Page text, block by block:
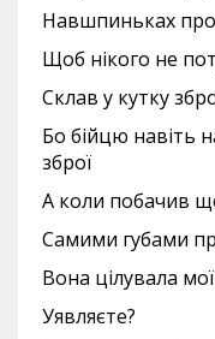
Навшпиньках
Щоб нікого не
Склав у кутку
Бо бійцю навіть
зброї
А коли побачив
Самими губами
Вона цілувала
Уявляєте?